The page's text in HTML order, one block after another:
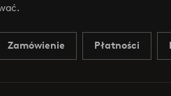
Zamówienie Płatności